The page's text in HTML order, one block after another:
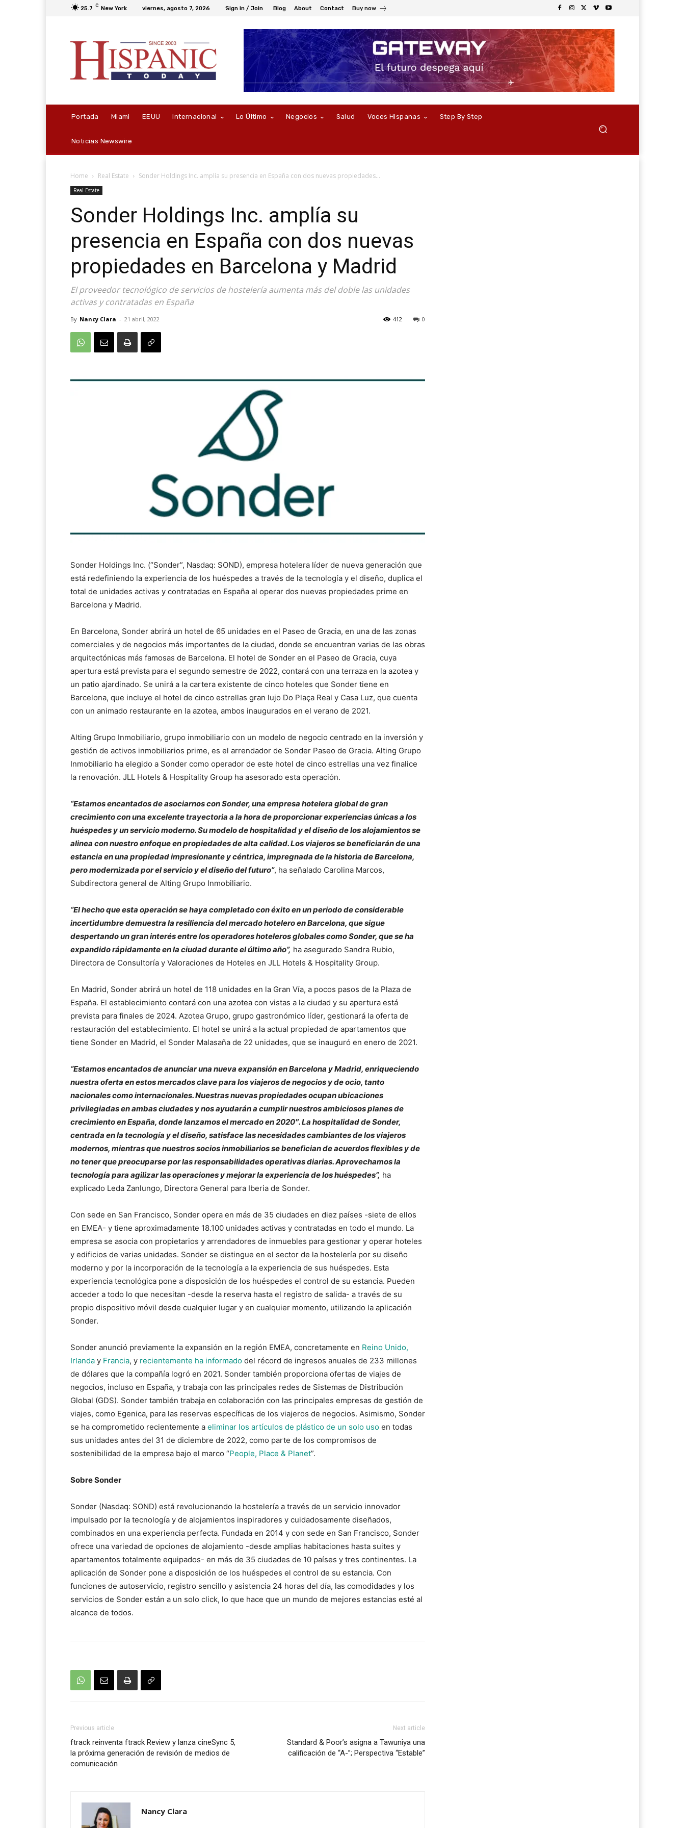
25.7 C New York viernes, agosto 7, 2026 Sign in / Join Blog About Contact Buy now
Portada Miami EEUU Internacional Lo Último Negocios Salud Voces Hispanas Step By Step
Noticias Newswire
Home Real Estate Sonder Holdings Inc. amplía su presencia en España con dos nuevas propiedades...
Real Estate
Sonder Holdings Inc. amplía su
presencia en España con dos nuevas
propiedades en Barcelona y Madrid
El proveedor tecnológico de servicios de hostelería aumenta más del doble las unidades
activas y contratadas en España
By Nancy Clara - 21 abril, 2022 0
412
Sonder Holdings Inc. (“Sonder”, Nasdaq: SOND), empresa hotelera líder de nueva generación que
está redefiniendo la experiencia de los huéspedes a través de la tecnología y el diseño, duplica el
total de unidades activas y contratadas en España al operar dos nuevas propiedades prime en
Barcelona y Madrid.
En Barcelona, Sonder abrirá un hotel de 65 unidades en el Paseo de Gracia, en una de las zonas
comerciales y de negocios más importantes de la ciudad, donde se encuentran varias de las obras
arquitectónicas más famosas de Barcelona. El hotel de Sonder en el Paseo de Gracia, cuya
apertura está prevista para el segundo semestre de 2022, contará con una terraza en la azotea y
un patio ajardinado. Se unirá a la cartera existente de cinco hoteles que Sonder tiene en
Barcelona, que incluye el hotel de cinco estrellas gran lujo Do Plaça Real y Casa Luz, que cuenta
con un animado restaurante en la azotea, ambos inaugurados en el verano de 2021.
Alting Grupo Inmobiliario, grupo inmobiliario con un modelo de negocio centrado en la inversión y
gestión de activos inmobiliarios prime, es el arrendador de Sonder Paseo de Gracia. Alting Grupo
Inmobiliario ha elegido a Sonder como operador de este hotel de cinco estrellas una vez finalice
la renovación. JLL Hotels & Hospitality Group ha asesorado esta operación.
“Estamos encantados de asociarnos con Sonder, una empresa hotelera global de gran
crecimiento con una excelente trayectoria a la hora de proporcionar experiencias únicas a los
huéspedes y un servicio moderno. Su modelo de hospitalidad y el diseño de los alojamientos se
alinea con nuestro enfoque en propiedades de alta calidad. Los viajeros se beneficiarán de una
estancia en una propiedad impresionante y céntrica, impregnada de la historia de Barcelona,
pero modernizada por el servicio y el diseño del futuro”, ha señalado Carolina Marcos,
Subdirectora general de Alting Grupo Inmobiliario.
“El hecho que esta operación se haya completado con éxito en un periodo de considerable
incertidumbre demuestra la resiliencia del mercado hotelero en Barcelona, que sigue
despertando un gran interés entre los operadores hoteleros globales como Sonder, que se ha
expandido rápidamente en la ciudad durante el último año”, ha asegurado Sandra Rubio,
Directora de Consultoría y Valoraciones de Hoteles en JLL Hotels & Hospitality Group.
En Madrid, Sonder abrirá un hotel de 118 unidades en la Gran Vía, a pocos pasos de la Plaza de
España. El establecimiento contará con una azotea con vistas a la ciudad y su apertura está
prevista para finales de 2024. Azotea Grupo, grupo gastronómico líder, gestionará la oferta de
restauración del establecimiento. El hotel se unirá a la actual propiedad de apartamentos que
tiene Sonder en Madrid, el Sonder Malasaña de 22 unidades, que se inauguró en enero de 2021.
“Estamos encantados de anunciar una nueva expansión en Barcelona y Madrid, enriqueciendo
nuestra oferta en estos mercados clave para los viajeros de negocios y de ocio, tanto
nacionales como internacionales. Nuestras nuevas propiedades ocupan ubicaciones
privilegiadas en ambas ciudades y nos ayudarán a cumplir nuestros ambiciosos planes de
crecimiento en España, donde lanzamos el mercado en 2020″. La hospitalidad de Sonder,
centrada en la tecnología y el diseño, satisface las necesidades cambiantes de los viajeros
modernos, mientras que nuestros socios inmobiliarios se benefician de acuerdos flexibles y de
no tener que preocuparse por las responsabilidades operativas diarias. Aprovechamos la
tecnología para agilizar las operaciones y mejorar la experiencia de los huéspedes”, ha
explicado Leda Zanlungo, Directora General para Iberia de Sonder.
Con sede en San Francisco, Sonder opera en más de 35 ciudades en diez países -siete de ellos
en EMEA- y tiene aproximadamente 18.100 unidades activas y contratadas en todo el mundo. La
empresa se asocia con propietarios y arrendadores de inmuebles para gestionar y operar hoteles
y edificios de varias unidades. Sonder se distingue en el sector de la hostelería por su diseño
moderno y por la incorporación de la tecnología a la experiencia de sus huéspedes. Esta
experiencia tecnológica pone a disposición de los huéspedes el control de su estancia. Pueden
acceder a todo lo que necesitan -desde la reserva hasta el registro de salida- a través de su
propio dispositivo móvil desde cualquier lugar y en cualquier momento, utilizando la aplicación
Sonder.
Sonder anunció previamente la expansión en la región EMEA, concretamente en Reino Unido,
Irlanda y Francia, y recientemente ha informado del récord de ingresos anuales de 233 millones
de dólares que la compañía logró en 2021. Sonder también proporciona ofertas de viajes de
negocios, incluso en España, y trabaja con las principales redes de Sistemas de Distribución
Global (GDS). Sonder también trabaja en colaboración con las principales empresas de gestión de
viajes, como Egenica, para las reservas específicas de los viajeros de negocios. Asimismo, Sonder
se ha comprometido recientemente a eliminar los artículos de plástico de un solo uso en todas
sus unidades antes del 31 de diciembre de 2022, como parte de los compromisos de
sostenibilidad de la empresa bajo el marco “People, Place & Planet”.
Sobre Sonder
Sonder (Nasdaq: SOND) está revolucionando la hostelería a través de un servicio innovador
impulsado por la tecnología y de alojamientos inspiradores y cuidadosamente diseñados,
combinados en una experiencia perfecta. Fundada en 2014 y con sede en San Francisco, Sonder
ofrece una variedad de opciones de alojamiento -desde amplias habitaciones hasta suites y
apartamentos totalmente equipados- en más de 35 ciudades de 10 países y tres continentes. La
aplicación de Sonder pone a disposición de los huéspedes el control de su estancia. Con
funciones de autoservicio, registro sencillo y asistencia 24 horas del día, las comodidades y los
servicios de Sonder están a un solo click, lo que hace que un mundo de mejores estancias esté al
alcance de todos.
Previous article
ftrack reinventa ftrack Review y lanza cineSync 5,
la próxima generación de revisión de medios de
comunicación
Next article
Standard & Poor’s asigna a Tawuniya una
calificación de “A-”; Perspectiva “Estable”
Nancy Clara